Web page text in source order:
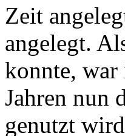
Zeit
angelegt.
konnte, war
Jahren nun
genutzt